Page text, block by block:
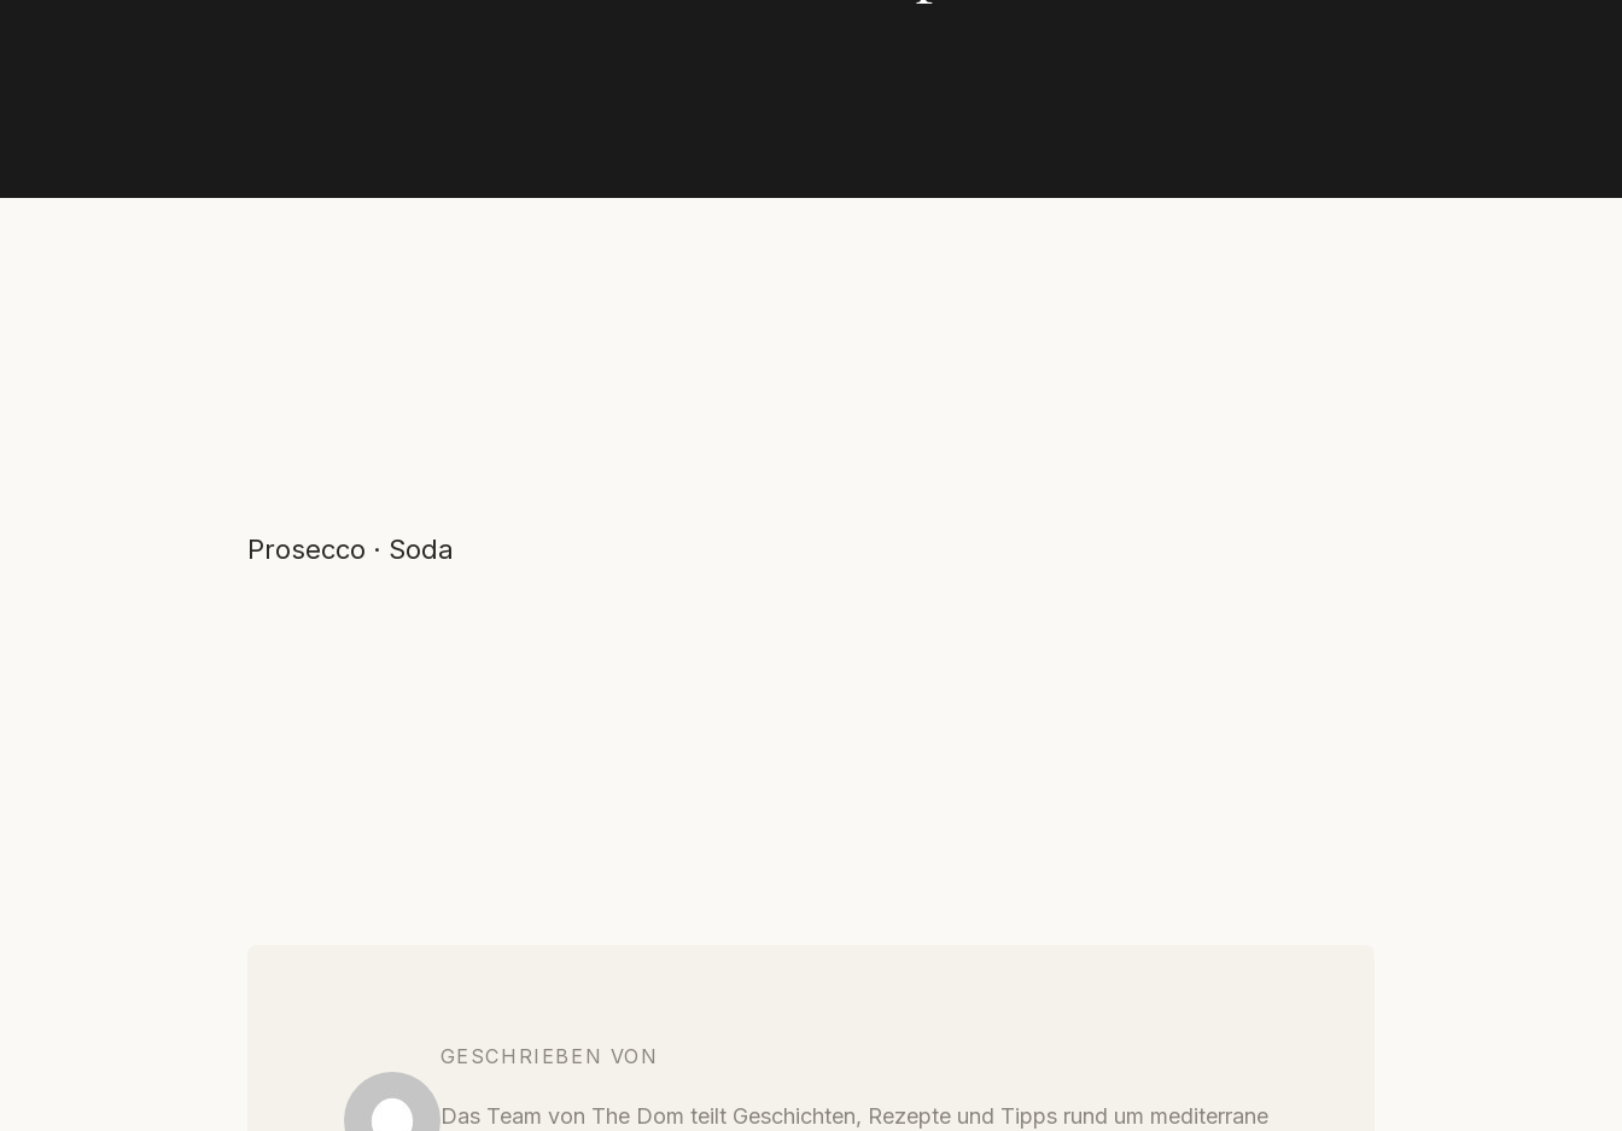
Prosecco · Soda
GESCHRIEBEN VON
Das Team von The Dom teilt Geschichten, Rezepte und Tipps rund um mediterrane